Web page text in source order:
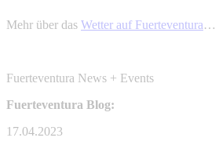
Mehr über das Wetter auf Fuerteventura…
Fuerteventura News + Events
Fuerteventura Blog:
17.04.2023